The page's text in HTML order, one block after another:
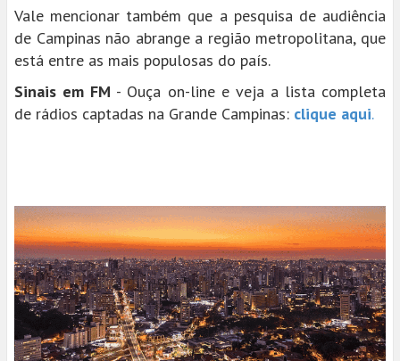
Vale mencionar também que a pesquisa de audiência
de Campinas não abrange a região metropolitana, que
está entre as mais populosas do país.
Sinais em FM - Ouça on-line e veja a lista completa
de rádios captadas na Grande Campinas: clique aqui.